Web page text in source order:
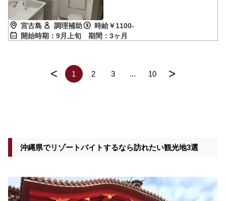
宮古島 調理補助
時給￥1100-
開始時期：9月上旬 期間：3ヶ月
< 1 2 3 ... 10 >
沖縄県でリゾートバイトするなら訪れたい観光地3選